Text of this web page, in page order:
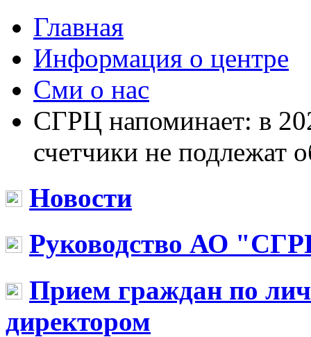
Главная
Информация о центре
Сми о нас
СГРЦ напоминает: в
счетчики не подлежат
Новости
Руководство АО
Прием граждан по
директором